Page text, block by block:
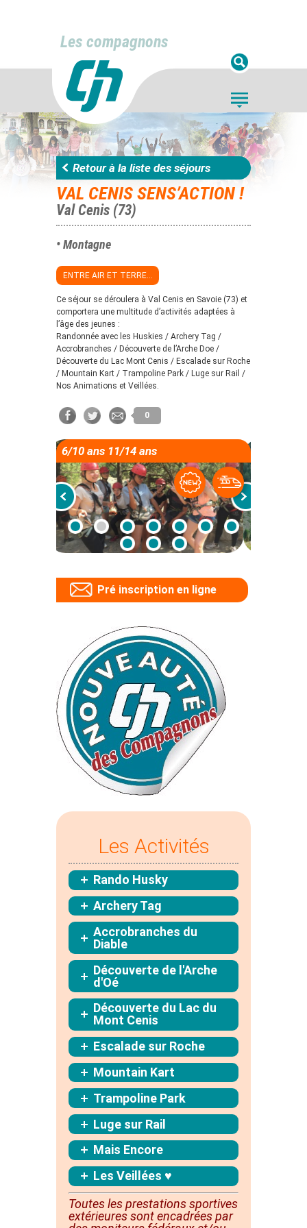
Les compagnons
Retour à la liste des séjours
VAL CENIS SENS’ACTION !
Val Cenis (73)
• Montagne
ENTRE AIR ET TERRE...
Ce séjour se déroulera à Val Cenis en Savoie (73) et
comportera une multitude d’activités adaptées à
l’âge des jeunes :
Randonnée avec les Huskies / Archery Tag /
Accrobranches / Découverte de l’Arche Doe /
Découverte du Lac Mont Cenis / Escalade sur Roche
/ Mountain Kart / Trampoline Park / Luge sur Rail /
Nos Animations et Veillées.
0
6/10 ans 11/14 ans
Pré inscription en ligne
Les Activités
Rando Husky
Archery Tag
Accrobranches du
Diable
Découverte de l'Arche
d'Oé
Découverte du Lac du
Mont Cenis
Escalade sur Roche
Mountain Kart
Trampoline Park
Luge sur Rail
Mais Encore
Les Veillées ♥
Toutes les prestations sportives
extérieures sontencadréespar